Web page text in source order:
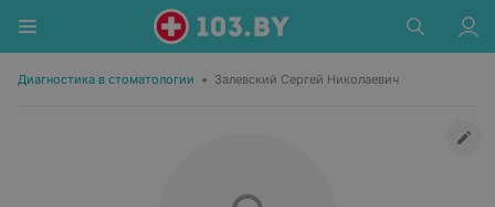
Диагностика в стоматологии • Залевский Сергей Николаевич